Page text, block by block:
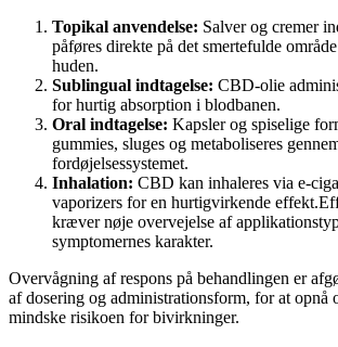
Topikal anvendelse: Salver og cremer
påføres direkte på det smertefulde
huden.
Sublingual indtagelse: CBD-olie
for hurtig absorption i blodbanen.
Oral indtagelse: Kapsler og spiselige
gummies, sluges og metaboliseres
fordøjelsessystemet.
Inhalation: CBD kan inhaleres via e-
vaporizers for en hurtigvirkende effekt.
kræver nøje overvejelse af
symptomernes karakter.
Overvågning af respons på behandlingen er
af dosering og administrationsform, for at opnå
mindske risikoen for bivirkninger.